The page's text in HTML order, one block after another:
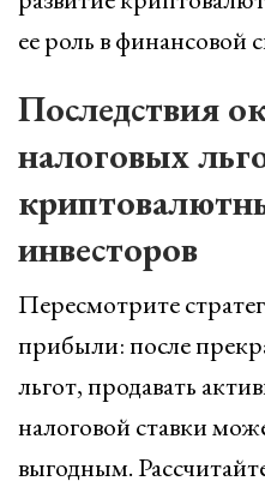
ее роль в финансовой
Последствия
налоговых
инвесторов
Пересмотрите
прибыли: после
льгот, продавать
налоговой ставки
выгодным.